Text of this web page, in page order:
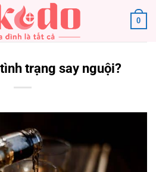
0
trạng say nguội?